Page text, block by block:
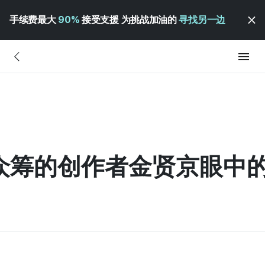
手续费最大 90% 接受支援 为挑战加油的寻找另一边
的创作者金贤京眼中